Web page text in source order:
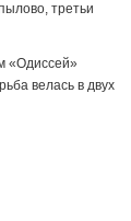
третьи
«Одиссей»
велась в двух